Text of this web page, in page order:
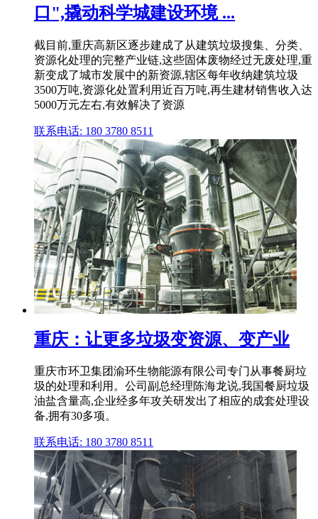
口",撬动科学城建设环境 ...
截目前,重庆高新区逐步建成了从建筑垃圾搜集、分类、
资源化处理的完整产业链,这些固体废物经过无废处理,重
新变成了城市发展中的新资源,辖区每年收纳建筑垃圾
3500万吨,资源化处置利用近百万吨,再生建材销售收入达
5000万元左右,有效解决了资源
联系电话: 180 3780 8511
重庆：让更多垃圾变资源、变产业
重庆市环卫集团渝环生物能源有限公司专门从事餐厨垃
圾的处理和利用。公司副总经理陈海龙说,我国餐厨垃圾
油盐含量高,企业经多年攻关研发出了相应的成套处理设
备,拥有30多项。
联系电话: 180 3780 8511